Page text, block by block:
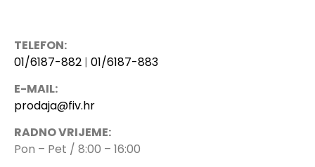
TELEFON:
01/6187-882 | 01/6187-883
E-MAIL:
prodaja@fiv.hr
RADNO VRIJEME:
Pon – Pet / 8:00 – 16:00